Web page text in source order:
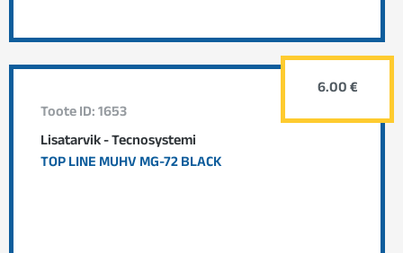
Toote ID: 1653
Lisatarvik - Tecnosystemi
TOP LINE MUHV MG-72 BLACK
6.00 €